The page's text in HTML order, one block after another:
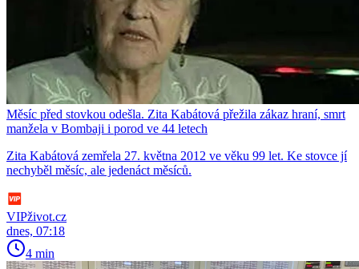
Měsíc před stovkou odešla. Zita Kabátová přežila zákaz hraní, smrt
manžela v Bombaji i porod ve 44 letech
Zita Kabátová zemřela 27. května 2012 ve věku 99 let. Ke stovce jí
nechyběl měsíc, ale jedenáct měsíců.
VIPživot.cz
dnes, 07:18
4 min